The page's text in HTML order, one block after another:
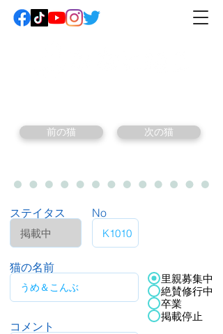
前の猫 次の猫
ステイタス No
猫の名前
コメント
里親募集中
絶賛修行中
卒業
掲載停止